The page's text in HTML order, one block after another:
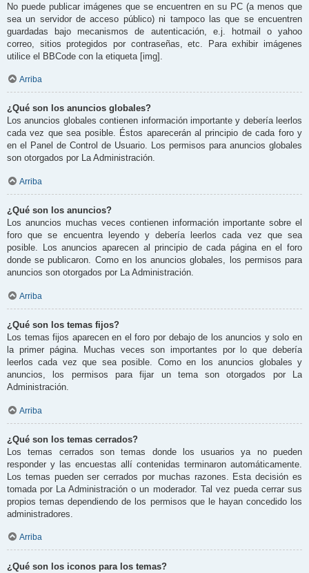
No puede publicar imágenes que se encuentren en su PC (a menos que
sea un servidor de acceso público) ni tampoco las que se encuentren
guardadas bajo mecanismos de autenticación, e.j. hotmail o yahoo
correo, sitios protegidos por contraseñas, etc. Para exhibir imágenes
utilice el BBCode con la etiqueta [img].
Arriba
¿Qué son los anuncios globales?
Los anuncios globales contienen información importante y debería leerlos
cada vez que sea posible. Éstos aparecerán al principio de cada foro y
en el Panel de Control de Usuario. Los permisos para anuncios globales
son otorgados por La Administración.
Arriba
¿Qué son los anuncios?
Los anuncios muchas veces contienen información importante sobre el
foro que se encuentra leyendo y debería leerlos cada vez que sea
posible. Los anuncios aparecen al principio de cada página en el foro
donde se publicaron. Como en los anuncios globales, los permisos para
anuncios son otorgados por La Administración.
Arriba
¿Qué son los temas fijos?
Los temas fijos aparecen en el foro por debajo de los anuncios y solo en
la primer página. Muchas veces son importantes por lo que debería
leerlos cada vez que sea posible. Como en los anuncios globales y
anuncios, los permisos para fijar un tema son otorgados por La
Administración.
Arriba
¿Qué son los temas cerrados?
Los temas cerrados son temas donde los usuarios ya no pueden
responder y las encuestas allí contenidas terminaron automáticamente.
Los temas pueden ser cerrados por muchas razones. Esta decisión es
tomada por La Administración o un moderador. Tal vez pueda cerrar sus
propios temas dependiendo de los permisos que le hayan concedido los
administradores.
Arriba
¿Qué son los iconos para los temas?